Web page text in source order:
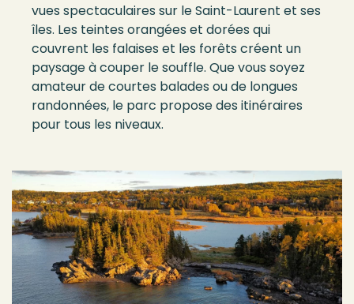
vues spectaculaires sur le Saint-Laurent et ses
îles. Les teintes orangées et dorées qui
couvrent les falaises et les forêts créent un
paysage à couper le souffle. Que vous soyez
amateur de courtes balades ou de longues
randonnées, le parc propose des itinéraires
pour tous les niveaux.